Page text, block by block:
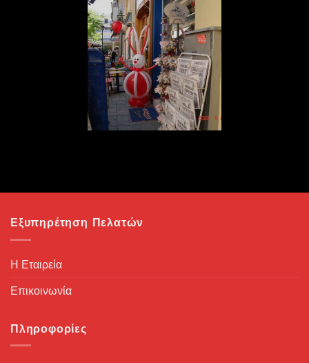
Εξυπηρέτηση Πελατών
Η Εταιρεία
Επικοινωνία
Πληροφορίες